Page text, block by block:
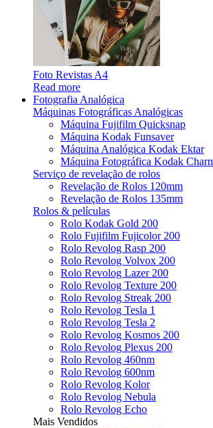
Foto Revistas A4
Read more
Fotografia Analógica
Máquinas Fotográficas Analógicas
Máquina Fujifilm Quicksnap
Máquina Kodak Funsaver
Máquina Analógica Kodak Ektar
Máquina Fotográfica Kodak
Serviço de revelação de rolos
Revelação de Rolos 120mm
Revelação de Rolos 135mm
Rolos & películas
Rolo Kodak Gold 200
Rolo Fujifilm Fujicolor 200
Rolo Revolog Rasp 200
Rolo Revolog Volvox 200
Rolo Revolog Lazer 200
Rolo Revolog Texture 200
Rolo Revolog Streak 200
Rolo Revolog Tesla 1
Rolo Revolog Tesla 2
Rolo Revolog Kosmos 200
Rolo Revolog Plexus 200
Rolo Revolog 460nm
Rolo Revolog 600nm
Rolo Revolog Kolor
Rolo Revolog Nebula
Rolo Revolog Echo
Mais Vendidos